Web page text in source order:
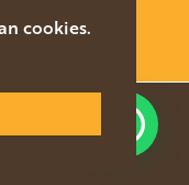
cookies.
DIRECT CONTACT
076-5878627